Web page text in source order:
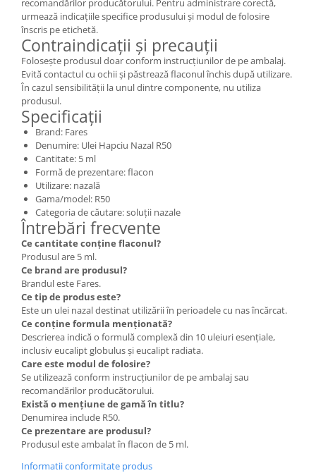
recomandărilor producătorului. Pentru administrare corectă,
urmează indicațiile specifice produsului și modul de folosire
înscris pe etichetă.
Contraindicații și precauții
Folosește produsul doar conform instrucțiunilor de pe ambalaj.
Evită contactul cu ochii și păstrează flaconul închis după utilizare.
În cazul sensibilității la unul dintre componente, nu utiliza
produsul.
Specificații
Brand: Fares
Denumire: Ulei Hapciu Nazal R50
Cantitate: 5 ml
Formă de prezentare: flacon
Utilizare: nazală
Gama/model: R50
Categoria de căutare: soluții nazale
Întrebări frecvente
Ce cantitate conține flaconul?
Produsul are 5 ml.
Ce brand are produsul?
Brandul este Fares.
Ce tip de produs este?
Este un ulei nazal destinat utilizării în perioadele cu nas încărcat.
Ce conține formula menționată?
Descrierea indică o formulă complexă din 10 uleiuri esențiale,
inclusiv eucalipt globulus și eucalipt radiata.
Care este modul de folosire?
Se utilizează conform instrucțiunilor de pe ambalaj sau
recomandărilor producătorului.
Există o mențiune de gamă în titlu?
Denumirea include R50.
Ce prezentare are produsul?
Produsul este ambalat în flacon de 5 ml.
Informatii conformitate produs